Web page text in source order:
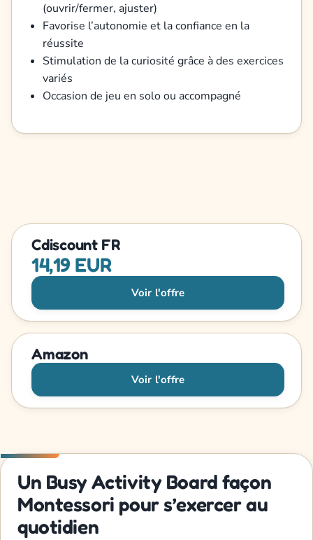
(ouvrir/fermer, ajuster)
Favorise l’autonomie et la confiance en la
réussite
Stimulation de la curiosité grâce à des exercices
variés
Occasion de jeu en solo ou accompagné
Cdiscount FR
14,19 EUR
Voir l'offre
Amazon
Voir l'offre
Un Busy Activity Board façon
Montessori pour s’exercer au
quotidien